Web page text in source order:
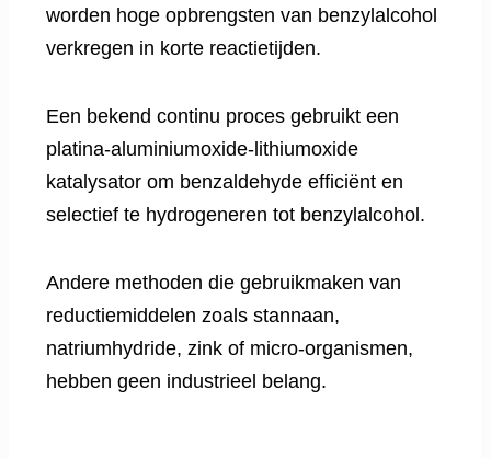
worden hoge opbrengsten van benzylalcohol
verkregen in korte reactietijden.
Een bekend continu proces gebruikt een
platina-aluminiumoxide-lithiumoxide
katalysator om benzaldehyde efficiënt en
selectief te hydrogeneren tot benzylalcohol.
Andere methoden die gebruikmaken van
reductiemiddelen zoals stannaan,
natriumhydride, zink of micro-organismen,
hebben geen industrieel belang.